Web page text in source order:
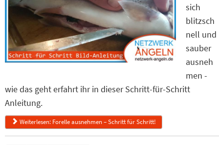
sich
blitzsch
nell und
sauber
ausneh
men -
wie das geht erfahrt ihr in dieser Schritt-für-Schritt
Anleitung.
Weiterlesen: Forelle ausnehmen – Schritt für Schritt!